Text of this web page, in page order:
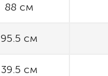
88 см
95.5 см
39.5 см